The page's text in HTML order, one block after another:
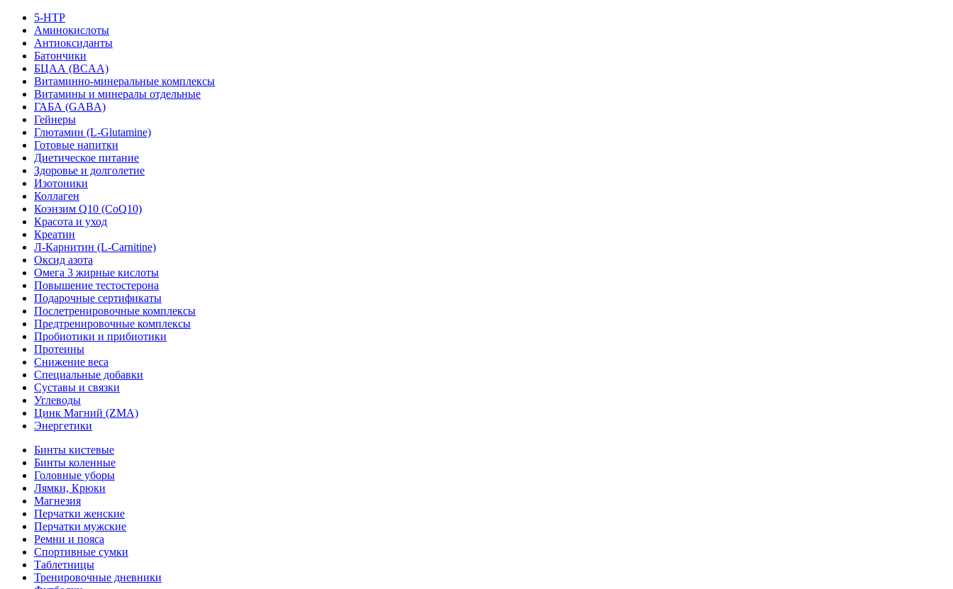
5-HTP
Аминокислоты
Антиоксиданты
Батончики
БЦАА (BCAA)
Витаминно-минеральные комплексы
Витамины и минералы отдельные
ГАБА (GABA)
Гейнеры
Глютамин (L-Glutamine)
Готовые напитки
Диетическое питание
Здоровье и долголетие
Изотоники
Коллаген
Коэнзим Q10 (CoQ10)
Красота и уход
Креатин
Л-Карнитин (L-Сarnitine)
Оксид азота
Омега 3 жирные кислоты
Повышение тестостерона
Подарочные сертификаты
Послетренировочные комплексы
Предтренировочные комплексы
Пробиотики и прибиотики
Протеины
Снижение веса
Специальные добавки
Суставы и связки
Углеводы
Цинк Магний (ZMA)
Энергетики
Бинты кистевые
Бинты коленные
Головные уборы
Лямки, Крюки
Магнезия
Перчатки женские
Перчатки мужские
Ремни и пояса
Спортивные сумки
Таблетницы
Тренировочные дневники